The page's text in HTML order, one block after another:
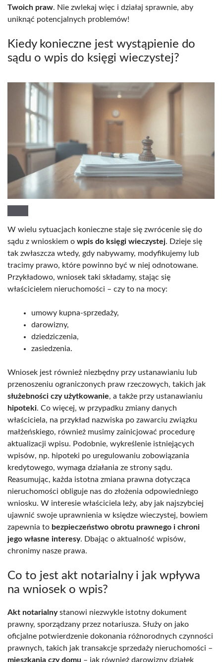
Twoich praw. Nie zwlekaj więc i działaj sprawnie, aby
uniknąć potencjalnych problemów!
Kiedy konieczne jest wystąpienie do
sądu o wpis do księgi wieczystej?
W wielu sytuacjach konieczne staje się zwrócenie się do
sądu z wnioskiem o wpis do księgi wieczystej. Dzieje się
tak zwłaszcza wtedy, gdy nabywamy, modyfikujemy lub
tracimy prawo, które powinno być w niej odnotowane.
Przykładowo, wniosek taki składamy, stając się
właścicielem nieruchomości – czy to na mocy:
umowy kupna-sprzedaży,
darowizny,
dziedziczenia,
zasiedzenia.
Wniosek jest również niezbędny przy ustanawianiu lub
przenoszeniu ograniczonych praw rzeczowych, takich jak
służebności czy użytkowanie, a także przy ustanawianiu
hipoteki. Co więcej, w przypadku zmiany danych
właściciela, na przykład nazwiska po zawarciu związku
małżeńskiego, również musimy zainicjować procedurę
aktualizacji wpisu. Podobnie, wykreślenie istniejących
wpisów, np. hipoteki po uregulowaniu zobowiązania
kredytowego, wymaga działania ze strony sądu.
Reasumując, każda istotna zmiana prawna dotycząca
nieruchomości obliguje nas do złożenia odpowiedniego
wniosku. W interesie właściciela leży, aby jak najszybciej
ujawnić swoje uprawnienia w księdze wieczystej, bowiem
zapewnia to bezpieczeństwo obrotu prawnego i chroni
jego własne interesy. Dbając o aktualność wpisów,
chronimy nasze prawa.
Co to jest akt notarialny i jak wpływa
na wniosek o wpis?
Akt notarialnystanowi niezwykle istotny dokument
prawny, sporządzany przez notariusza. Służy on jako
oficjalne potwierdzenie dokonania różnorodnych czynności
prawnych, takich jak transakcje sprzedaży nieruchomości –
mieszkania czy domu – jak również darowizny działek